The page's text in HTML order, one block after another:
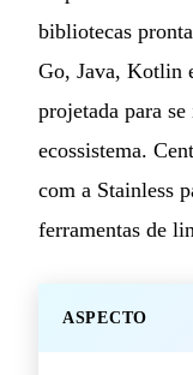
bibliotecas
Go, Java, Kotlin
projetada para
ecossistema.
com a Stainless
ferramentas de
ASPECTO